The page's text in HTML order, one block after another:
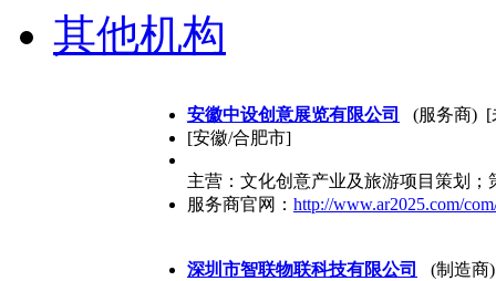
其他机构
安徽中设创意展览有限公司
(服务商) [
[安徽/合肥市]
主营：文化创意产业及旅游项目策划
服务商官网： http://www.ar2025.com/
深圳市智联物联科技有限公司
(制造商